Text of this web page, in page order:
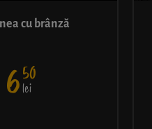
cu brânză
650
lei